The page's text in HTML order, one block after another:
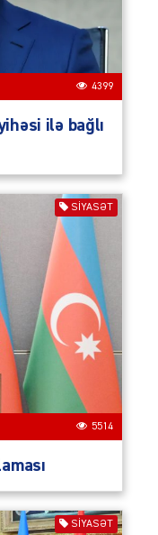
4399
ilə bağlı
SIYASƏT
5514
SIYASƏT